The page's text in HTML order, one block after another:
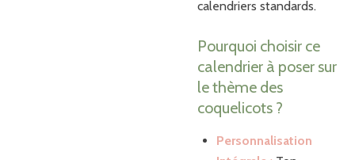
calendriers standards.
Pourquoi choisir ce
calendrier à poser sur
le thème des
coquelicots ?
Personnalisation